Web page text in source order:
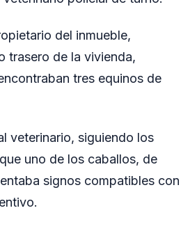
del inmueble,
trasero de la vivienda,
tres equinos de
veterinario, siguiendo los
uno de los caballos, de
signos compatibles con